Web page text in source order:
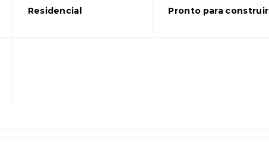
Residencial
Pronto para construir